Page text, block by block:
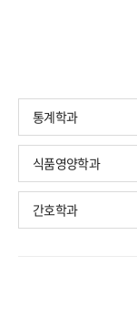
통계학과
식품영양학과
간호학과